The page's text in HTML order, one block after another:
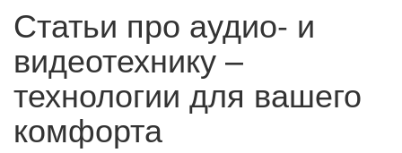
Статьи про аудио- и
видеотехнику –
технологии для вашего
комфорта